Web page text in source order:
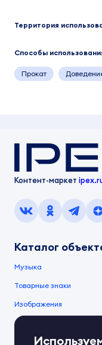
Территория
Способы
Прокат
Контент-маркет
Каталог
Музыка
Товарные знаки
Изображения
О компании
О сервисе